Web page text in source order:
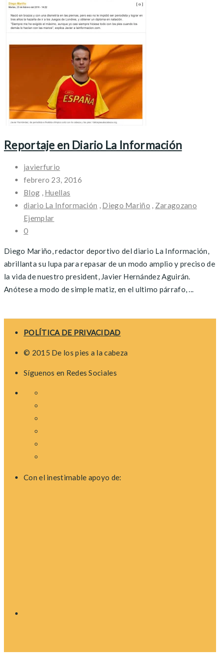
Reportaje en Diario La Información
javierfurio
febrero 23, 2016
Blog , Huellas
diario La Información , Diego Mariño , Zaragozano
Ejemplar
0
Diego Mariño, redactor deportivo del diario La Información,
abrillanta su lupa para repasar de un modo amplio y preciso de
la vida de nuestro president, Javier Hernández Aguirán.
Anótese a modo de simple matiz, en el ultimo párrafo, ...
navigation
POLÍTICA DE PRIVACIDAD
© 2015 De los pies a la cabeza
Síguenos en Redes Sociales
Con el inestimable apoyo de: